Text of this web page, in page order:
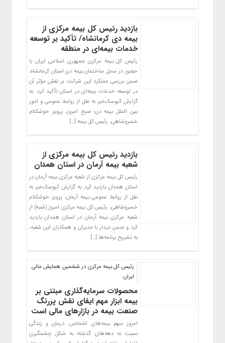
بازدید رئیس کل بیمه مرکزی از
بیمه دی کرمانشاه/ تأکید بر توسعه
خدمات بیمه‌ای در منطقه
رئیس کل بیمه مرکزی جمهوری اسلامی ایران با
حضور در محل ساختمان بیمه دی استان کرمانشاه،
ضمن بررسی عملکرد این شرکت، بر نقش مؤثر آن
در توسعه خدمات بیمه‌ای در استان تأکید کرد. به
گزارش کیوسک‌خبر به نقل از روابط عمومی و امور
بین الملل بیمه دی؛ صبح امروز، پرویز خوشکلام
خسروشاهی، رئیس کل بیمه […]
بازدید رئیس کل بیمه مرکزی از
شعبه بیمه آرمان در استان همدان
رئیس کل بیمه مرکزی از شعبه مرکزی بیمه آرمان در
استان همدان بازدید کرد. به گزارش کیوسک‌خبر به
نقل از روابط عمومی بیمه آرمان، پرویز خوشکلام
خسروشاهی، رئیس کل بیمه مرکزی امروز (شنبه) از
شعبه مرکزی بیمه آرمان در استان همدان بازدید
کرد و ضمن دیدار با مدیران و همکاران این شعبه،
به تشریح برنامه‌ها […]
رئیس کل بیمه مرکزی در ششمین همایش مالی
ایران:
محصولات سرمایه‌گذاری مبتنی بر
بیمه ابزار مهم ایفای نقش پررنگ
صنعت بیمه در بازارهای مالی است
امروز سهم بیمه‌های اشخاص، درمان و زندگی
نسبت به دهه‌های گذشته به شکل چشمگیری